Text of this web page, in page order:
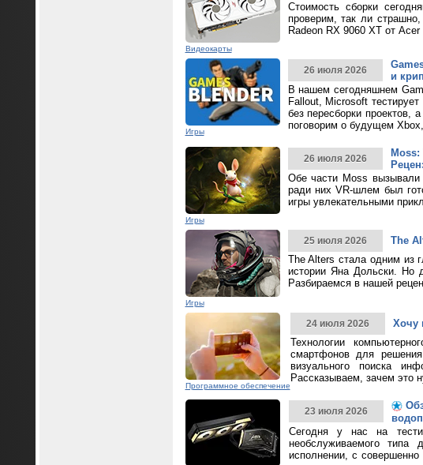
Видеокарты
Стоимость сборки
проверим, так ли
Radeon RX 9060 XT от Acer
Игры
26 июля 2026
и
В нашем сегодняшнем
Fallout, Microsoft
без пересборки проектов,
поговорим о будущем
Игры
26 июля 2026
Обе части Moss вызывали
ради них VR-шлем был
игры увлекательными
Игры
25 июля 2026
The
The Alters стала одним из
истории Яна Дольски. Но
Разбираемся в нашей
Программное обеспечение
24 июля 2026
Хочу
Технологии
смартфонов для
визуального поиска
Рассказываем, зачем это
23 июля 2026
Сегодня у нас на
необслуживаемого типа
исполнении, с